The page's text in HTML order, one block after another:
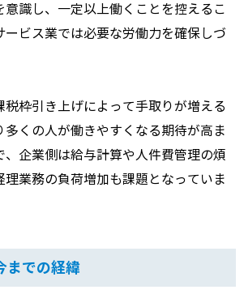
識し、一定以上働くことを控えるこ
ービス業では必要な労働力を確保しづ
税枠引き上げによって手取りが増える
多くの人が働きやすくなる期待が高ま
、企業側は給与計算や人件費管理の煩
理業務の負荷増加も課題となっていま
までの経緯